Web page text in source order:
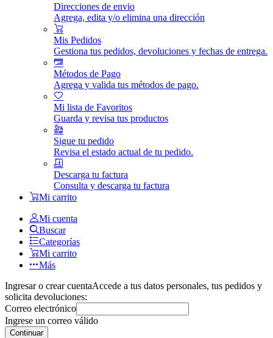
Direcciones de envio
Agrega, edita y/o elimina una dirección
Mis Pedidos
Gestiona tus pedidos, devoluciones y fechas de entrega.
Métodos de Pago
Agrega y valida tus métodos de pago.
Mi lista de Favoritos
Guarda y revisa tus productos
Sigue tu pedido
Revisa el estado actual de tu pedido.
Descarga tu factura
Consulta y descarga tu factura
Mi carrito
Mi cuenta
Buscar
Categorías
Mi carrito
Más
Ingresar o crear cuentaAccede a tus datos personales, tus pedidos y
solicita devoluciones:
Correo electrónico
Ingrese un correo válido
Continuar